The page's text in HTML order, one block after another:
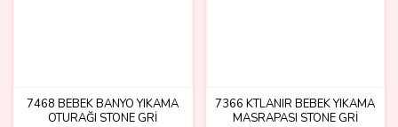
7468 BEBEK BANYO YIKAMA
OTURAĞI STONE GRİ
7366 KTLANIR BEBEK YIKAMA
MASRAPASI STONE GRİ